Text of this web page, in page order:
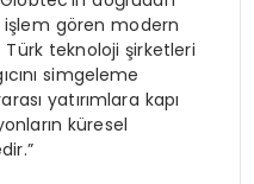
işlem gören modern
teknoloji şirketleri
simgeleme
yatırımlara kapı
küresel